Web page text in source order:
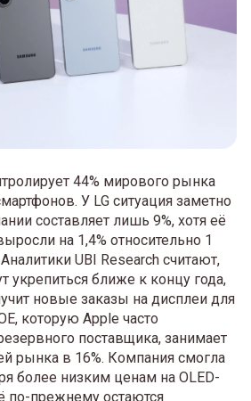
44% мирового рынка
У LG ситуация заметно
составляет лишь 9%, хотя её
на 1,4% относительно 1
UBI Research считают,
укрепиться ближе к концу года,
новые заказы на дисплеи для
которую Apple часто
поставщика, занимает
рынка в 16%. Компания смогла
более низким ценам на OLED-
по-прежнему остаются